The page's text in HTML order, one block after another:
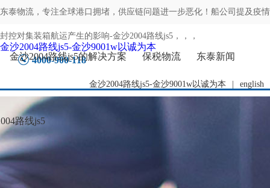
东泰物流，专注全球港口拥堵，供应链问题进一步恶化！船公司提及疫情
封控对集装箱航运产生的影响-金沙2004路线js5 ，，，
4000-900-118
金沙2004路线js5-金沙9001w以诚为本 english
金沙2004路线js5-金沙9001w以诚为本
金沙2004路线js5的解决方案
保税物流 东泰新闻
路线js5